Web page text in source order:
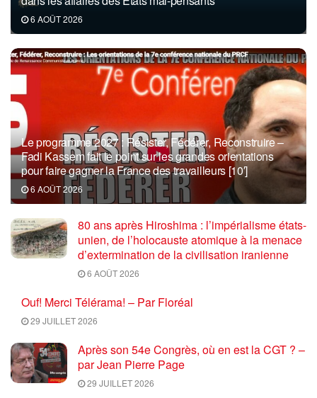
6 AOÛT 2026
Le programme 2027 : Résister, Fédérer, Reconstruire –
Fadi Kassem fait le point sur les grandes orientations
pour faire gagner la France des travailleurs [10′]
6 AOÛT 2026
80 ans après Hiroshima : l’impérialisme états-
unien, de l’holocauste atomique à la menace
d’extermination de la civilisation iranienne
6 AOÛT 2026
Ouf! Merci Télérama! – Par Floréal
29 JUILLET 2026
Après son 54e Congrès, où en est la CGT ? –
par Jean Pierre Page
29 JUILLET 2026